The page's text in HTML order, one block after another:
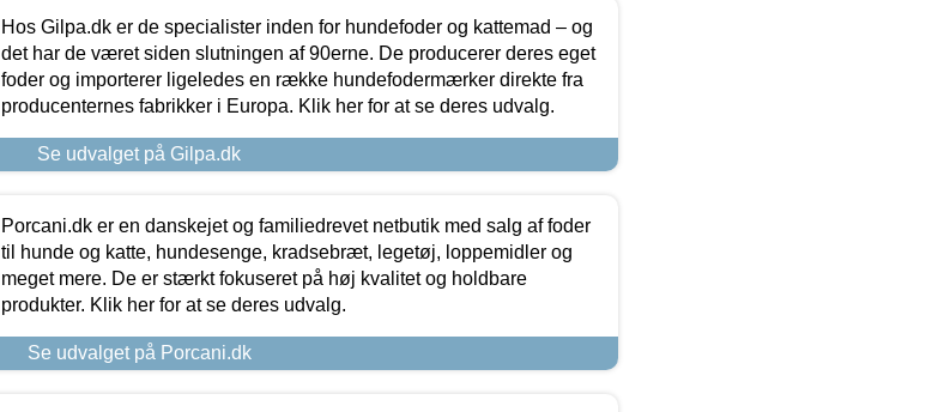
Hos Gilpa.dk er de specialister inden for hundefoder og kattemad – og
det har de været siden slutningen af 90erne. De producerer deres eget
foder og importerer ligeledes en række hundefodermærker direkte fra
producenternes fabrikker i Europa. Klik her for at se deres udvalg.
Se udvalget på Gilpa.dk
Porcani.dk er en danskejet og familiedrevet netbutik med salg af foder
til hunde og katte, hundesenge, kradsebræt, legetøj, loppemidler og
meget mere. De er stærkt fokuseret på høj kvalitet og holdbare
produkter. Klik her for at se deres udvalg.
Se udvalget på Porcani.dk